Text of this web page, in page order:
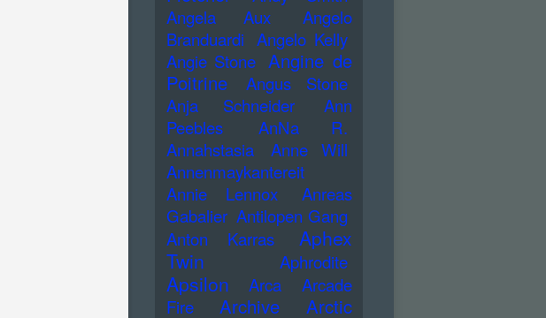
Angela Aux
Angelo
Branduardi Angelo Kelly
Angie Stone Angine de
Poitrine
Angus Stone
Anja Schneider
Ann
Peebles
AnNa R.
Annahstasia
Anne Will
Annenmaykantereit
Annie Lennox
Anreas
Gabalier Antilopen Gang
Anton Karras
Aphex
Twin
Aphrodite
Apsilon Arca
Arcade
Fire
Archive
Arctic